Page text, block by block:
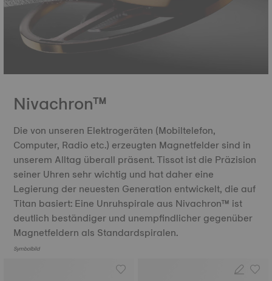
Nivachron™
Die von unseren Elektrogeräten (Mobiltelefon,
Computer, Radio etc.) erzeugten Magnetfelder sind in
unserem Alltag überall präsent. Tissot ist die Präzision
seiner Uhren sehr wichtig und hat daher eine
Legierung der neuesten Generation entwickelt, die auf
Titan basiert: Eine Unruhspirale aus Nivachron™ ist
deutlich beständiger und unempfindlicher gegenüber
Magnetfeldern als Standardspiralen.
Symbolbild